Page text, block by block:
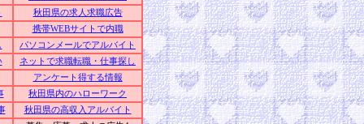
秋田県の求人求職広告
携帯WEBサイトで内職
パソコンメールでアルバイト
ネットで求職転職・仕事探し
アンケート得する情報
秋田県内のハローワーク
秋田県の高収入アルバイト